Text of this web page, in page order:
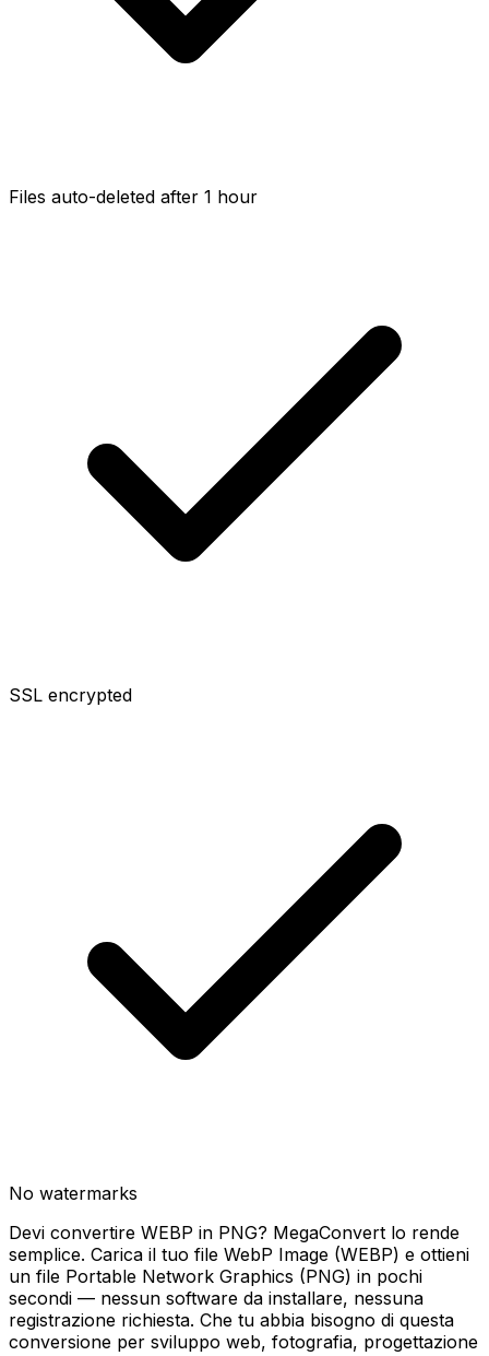
Files auto-deleted after 1 hour
SSL encrypted
No watermarks
Devi convertire WEBP in PNG? MegaConvert lo rende
semplice. Carica il tuo file WebP Image (WEBP) e ottieni
un file Portable Network Graphics (PNG) in pochi
secondi — nessun software da installare, nessuna
registrazione richiesta. Che tu abbia bisogno di questa
conversione per sviluppo web, fotografia, progettazione